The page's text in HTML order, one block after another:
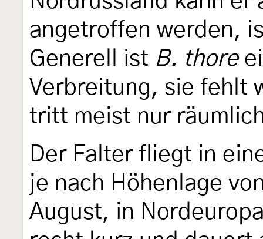
angetroffen werden,
Generell ist B. thore
Verbreitung, sie fehlt
tritt meist nur
Der Falter fliegt in
je nach Höhenlage
August, in